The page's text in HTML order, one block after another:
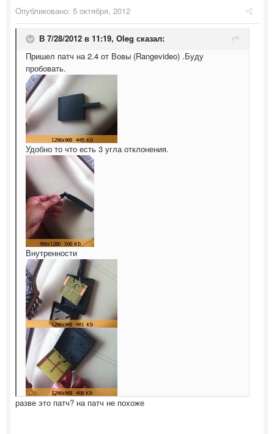
Опубликовано: 5 октября, 2012
В 7/28/2012 в 11:19, Oleg сказал:
Пришел патч на 2.4 от Вовы (Rangevideo) .Буду
пробовать.
Удобно то что есть 3 угла отклонения.
Внутренности
разве это патч? на патч не похоже